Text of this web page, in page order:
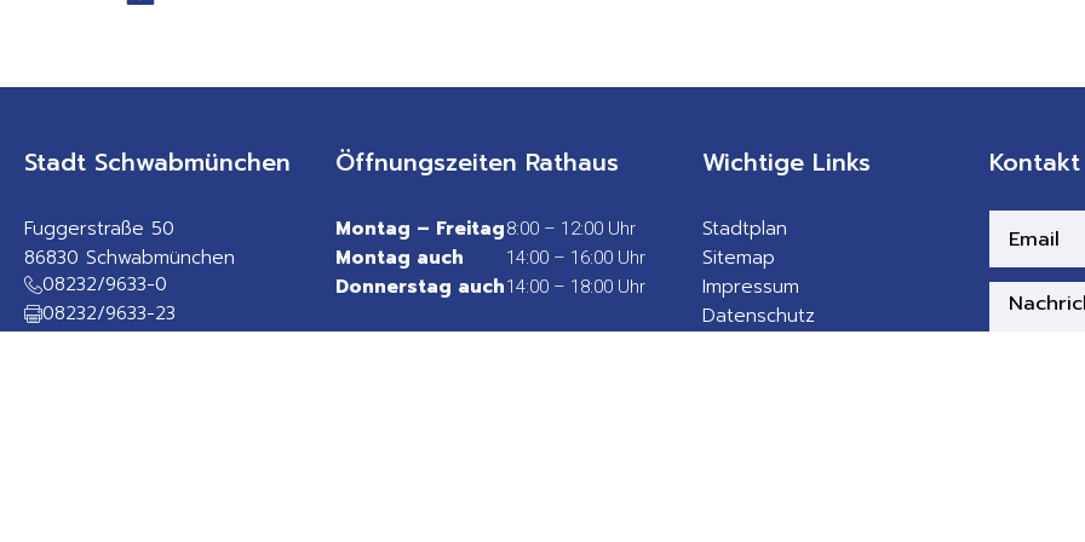
Stadt Schwabmünchen
Fuggerstraße 50
86830 Schwabmünchen
08232/9633-0
08232/9633-23
Öffnungszeiten Rathaus
Montag – Freitag8:00 – 12:00 Uhr
Montag auch 14:00 – 16:00 Uhr
Donnerstag auch14:00 – 18:00 Uhr
Wichtige Links
Stadtplan
Sitemap
Impressum
Datenschutz
Kontakt